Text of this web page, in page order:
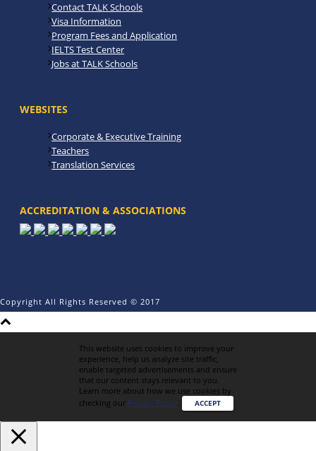
Contact TALK Schools
Visa Information
Program Fees and Application
IELTS Test Center
Jobs at TALK Schools
WEBSITES
Corporate & Executive Training
Teachers
Translation Services
ACCREDITATION & ASSOCIATIONS
Copyright All Rights Reserved © 2017
This website uses cookies to improve your
experience, help us analyze site traffic,
enable targeted advertisements and ensure
that our content stays relevant to you.
Learn more about how we use cookies by
checking our Privacy Policy. ACCEPT